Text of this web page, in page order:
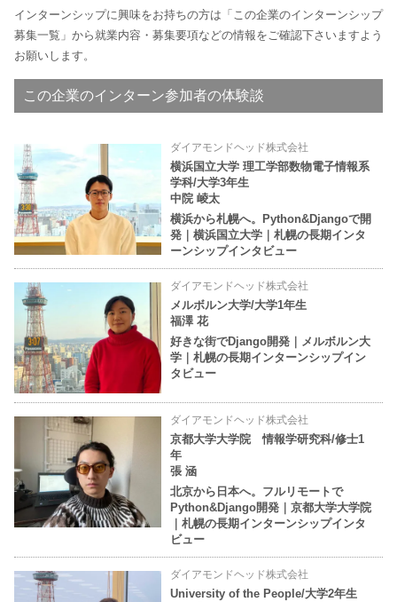
インターンシップに興味をお持ちの方は「この企業のインターンシップ
募集一覧」から就業内容・募集要項などの情報をご確認下さいますよう
お願いします。
この企業のインターン参加者の体験談
ダイアモンドヘッド株式会社
横浜国立大学 理工学部数物電子情報系
学科/大学3年生
中院 崚太
横浜から札幌へ。Python&Djangoで開
発｜横浜国立大学｜札幌の長期インタ
ーンシップインタビュー
ダイアモンドヘッド株式会社
メルボルン大学/大学1年生
福澤 花
好きな街でDjango開発｜メルボルン大
学｜札幌の長期インターンシップイン
タビュー
ダイアモンドヘッド株式会社
京都大学大学院 情報学研究科/修士1
年
張 涵
北京から日本へ。フルリモートで
Python&Django開発｜京都大学大学院
｜札幌の長期インターンシップインタ
ビュー
ダイアモンドヘッド株式会社
University of the People/大学2年生